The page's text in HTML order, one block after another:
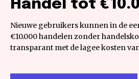
Handel tot
Nieuwe gebruikers kunnen in de
€10.000 handelen zonder
transparant met de lagee kosten